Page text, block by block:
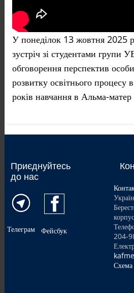
У понеділок 13 жовтня 2025
зустріч зі студентами групи
обговорення перспектив
розвитку освітнього процесу
років навчання в Альма-
Приєднуйтесь
до нас
Телеграм Фейсбук
204-
Схема